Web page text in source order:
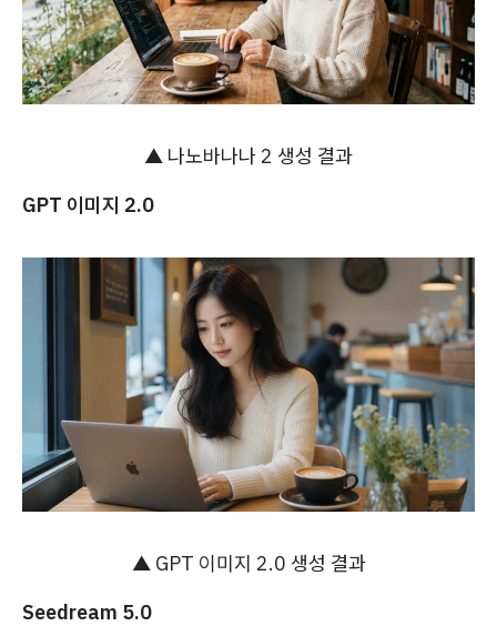
▲ 나노바나나 2 생성 결과
GPT 이미지 2.0
▲ GPT 이미지 2.0 생성 결과
Seedream 5.0